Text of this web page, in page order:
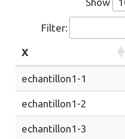
Show
Filter:
X
echantillon1-1
echantillon1-2
echantillon1-3